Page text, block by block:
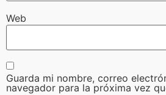
Web
Guarda mi nombre, correo
navegador para la próxima vez